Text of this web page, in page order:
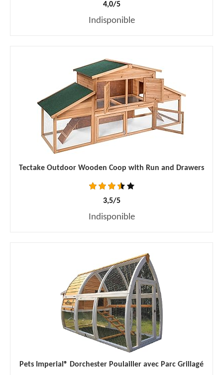
4,0/5
Indisponible
Tectake Outdoor Wooden Coop with Run and Drawers
3,5/5
Indisponible
Pets Imperial® Dorchester Poulailler avec Parc Grillagé